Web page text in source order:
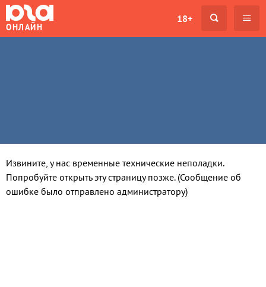
ОНЛАЙН
18+
Извините, у нас временные технические неполадки.
Попробуйте открыть эту страницу позже. (Сообщение об
ошибке было отправлено администратору)